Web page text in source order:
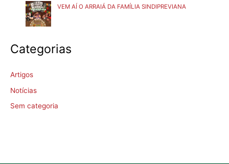
VEM AÍ O ARRAIÁ DA FAMÍLIA SINDIPREVIANA
Categorias
Artigos
Notícias
Sem categoria